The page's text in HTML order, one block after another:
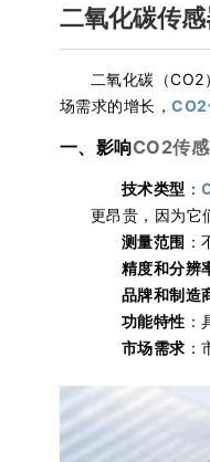
二氧化碳传
二氧化碳（
场需求的增长，CO2
一、影响CO2传
技术类型 ：
更昂贵，因为它
测量范围
精度和分辨
品牌和制造
功能特性
市场需求